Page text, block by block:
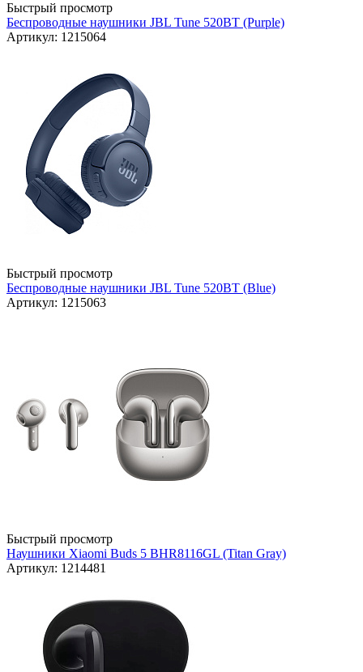
Быстрый просмотр
Беспроводные наушники JBL Tune 520BT (Purple)
Артикул: 1215064
Быстрый просмотр
Беспроводные наушники JBL Tune 520BT (Blue)
Артикул: 1215063
Быстрый просмотр
Наушники Xiaomi Buds 5 BHR8116GL (Titan Gray)
Артикул: 1214481